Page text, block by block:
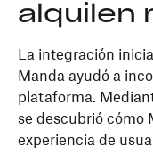
alquilen
La integración
Manda ayudó a
plataforma.
se descubrió cómo
experiencia de